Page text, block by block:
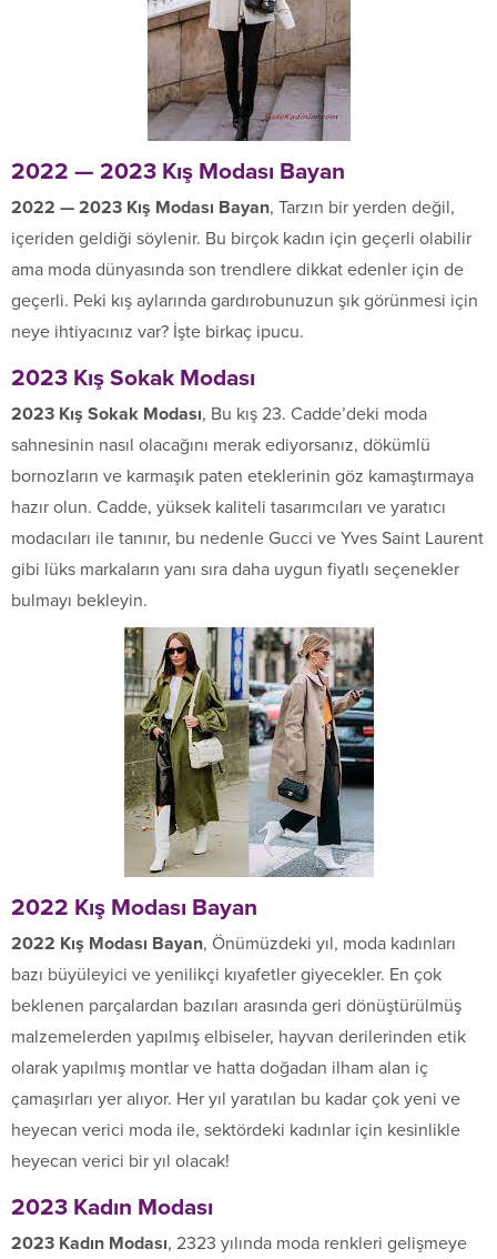
2022 — 2023 Kış Modası Bayan
2022 — 2023 Kış Modası Bayan, Tarzın bir yerden değil,
içeriden geldiği söylenir. Bu birçok kadın için geçerli olabilir
ama moda dünyasında son trendlere dikkat edenler için de
geçerli. Peki kış aylarında gardırobunuzun şık görünmesi için
neye ihtiyacınız var? İşte birkaç ipucu.
2023 Kış Sokak Modası
2023 Kış Sokak Modası, Bu kış 23. Cadde’deki moda
sahnesinin nasıl olacağını merak ediyorsanız, dökümlü
bornozların ve karmaşık paten eteklerinin göz kamaştırmaya
hazır olun. Cadde, yüksek kaliteli tasarımcıları ve yaratıcı
modacıları ile tanınır, bu nedenle Gucci ve Yves Saint Laurent
gibi lüks markaların yanı sıra daha uygun fiyatlı seçenekler
bulmayı bekleyin.
2022 Kış Modası Bayan
2022 Kış Modası Bayan, Önümüzdeki yıl, moda kadınları
bazı büyüleyici ve yenilikçi kıyafetler giyecekler. En çok
beklenen parçalardan bazıları arasında geri dönüştürülmüş
malzemelerden yapılmış elbiseler, hayvan derilerinden etik
olarak yapılmış montlar ve hatta doğadan ilham alan iç
çamaşırları yer alıyor. Her yıl yaratılan bu kadar çok yeni ve
heyecan verici moda ile, sektördeki kadınlar için kesinlikle
heyecan verici bir yıl olacak!
2023 Kadın Modası
2023 Kadın Modası, 2323 yılında moda renkleri gelişmeye